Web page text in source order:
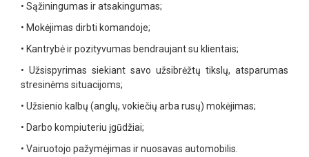
• Sąžiningumas ir atsakingumas;
• Mokėjimas dirbti komandoje;
• Kantrybė ir pozityvumas bendraujant su klientais;
• Užsispyrimas siekiant savo užsibrėžtų tikslų, atsparumas
stresinėms situacijoms;
• Užsienio kalbų (anglų, vokiečių arba rusų) mokėjimas;
• Darbo kompiuteriu įgūdžiai;
• Vairuotojo pažymėjimas ir nuosavas automobilis.